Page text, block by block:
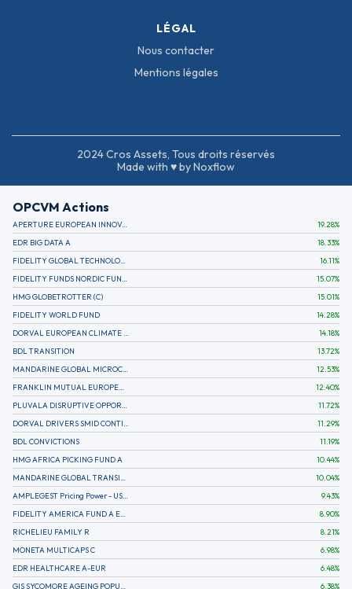
LÉGAL
Nous contacter
Mentions légales
2024 Cros Assets, Tous droits réservés
Made with ♥ by Noxflow
OPCVM Actions
APERTURE EUROPEAN INNOVATION 19.28%
EDR BIG DATA A
18.33%
16.11%
15.07%
HMG GLOBETROTTER (C)
15.01%
FIDELITY WORLD FUND
14.28%
14.18%
BDL TRANSITION
13.72%
12.53%
12.40%
11.72%
11.29%
BDL CONVICTIONS
11.19%
HMG AFRICA PICKING FUND A
10.44%
10.04%
9.43%
8.90%
RICHELIEU FAMILY R
8.21%
MONETA MULTICAPS C
6.98%
EDR HEALTHCARE A-EUR
6.48%
6.38%